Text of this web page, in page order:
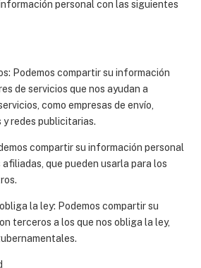
personal con las siguientes
Podemos compartir su información
de servicios que nos ayudan a
como empresas de envío,
y redes publicitarias.
compartir su información personal
que pueden usarla para los
la ley: Podemos compartir su
terceros a los que nos obliga la ley,